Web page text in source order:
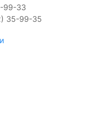
99-33
35-99-35